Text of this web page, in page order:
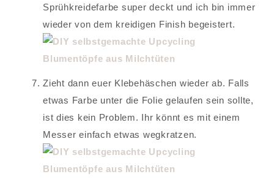
Sprühkreidefarbe super deckt und ich bin immer
wieder von dem kreidigen Finish begeistert.
Zieht dann euer Klebehäschen wieder ab. Falls
etwas Farbe unter die Folie gelaufen sein sollte,
ist dies kein Problem. Ihr könnt es mit einem
Messer einfach etwas wegkratzen.